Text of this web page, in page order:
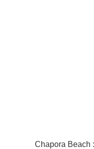
Chapora Beach